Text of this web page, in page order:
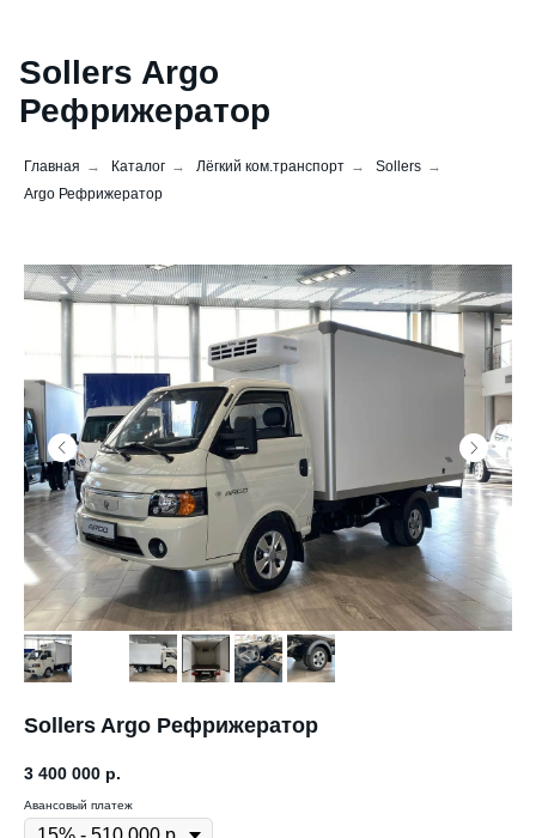
Sollers Argo
Рефрижератор
Главная → Каталог → Лёгкий ком.транспорт → Sollers →
Argo Рефрижератор
Sollers Argo Рефрижератор
3 400 000 р.
Авансовый платеж